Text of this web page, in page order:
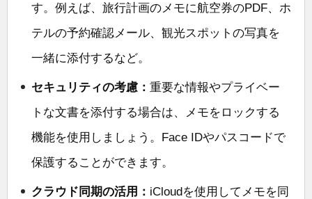
す。例えば、旅行計画のメモに航空券のPDF、ホ
テルの予約確認メール、観光スポットの写真を
一緒に添付するなど。
セキュリティの考慮： 重要な情報やプライベー
トな文書を添付する場合は、メモをロックする
機能を使用しましょう。Face IDやパスコードで
保護することができます。
クラウド同期の活用： iCloudを使用してメモを同